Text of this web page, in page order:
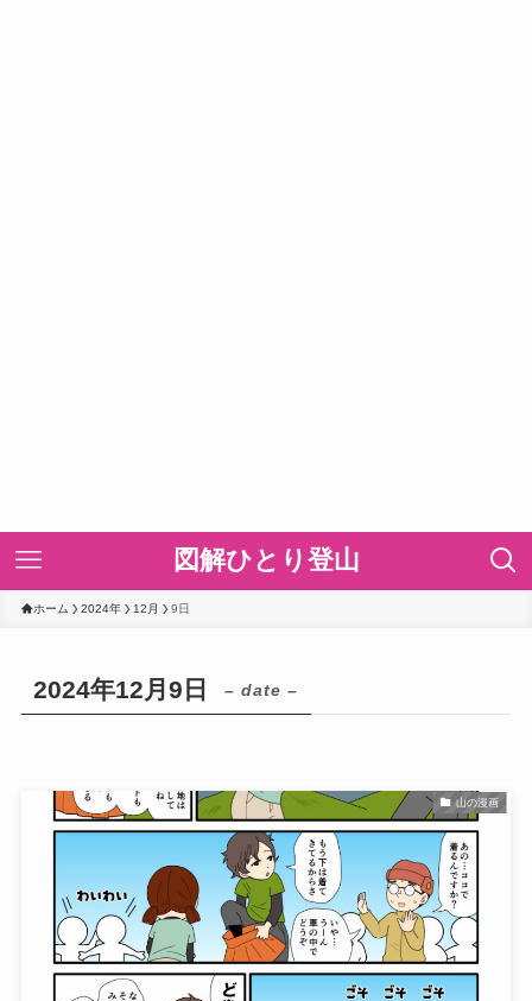
図解ひとり登山
ホーム 2024年 12月 9日
2024年12月9日 – date –
山の漫画